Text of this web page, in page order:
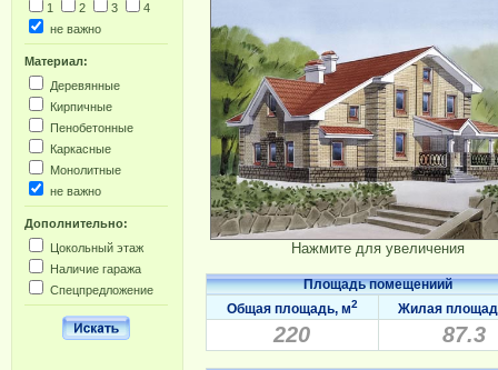
1
2 3
4
не важно
Материал:
Деревянные
Кирпичные
Пенобетонные
Каркасные
Монолитные
не важно
Дополнительно:
Цокольный этаж
Наличие гаража
Спецпредложение
Нажмите для увеличения
Площадь помещениий
Общая площадь, м2 Жилая
220 87.3